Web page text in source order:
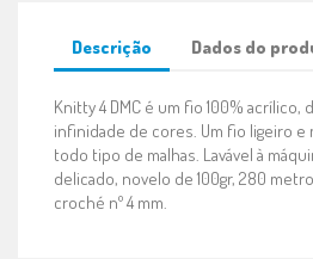
Descrição Dados do
Knitty 4 DMC é um fio 100% acrílico,
infinidade de cores. Um fio ligeiro e
todo tipo de malhas. Lavável à
delicado, novelo de 100gr, 280
croché nº 4 mm.